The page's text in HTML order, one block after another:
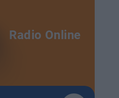
Radio Online